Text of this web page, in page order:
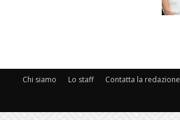
Chi siamo Lo staff Contatta la redazione